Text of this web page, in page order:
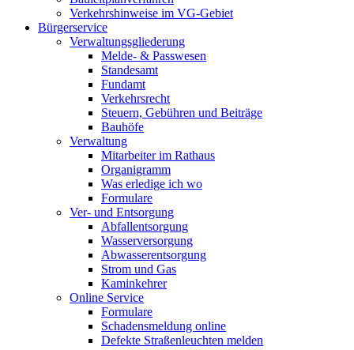
Verkehrshinweise im VG-Gebiet
Bürgerservice
Verwaltungsgliederung
Melde- & Passwesen
Standesamt
Fundamt
Verkehrsrecht
Steuern, Gebühren und Beiträge
Bauhöfe
Verwaltung
Mitarbeiter im Rathaus
Organigramm
Was erledige ich wo
Formulare
Ver- und Entsorgung
Abfallentsorgung
Wasserversorgung
Abwasserentsorgung
Strom und Gas
Kaminkehrer
Online Service
Formulare
Schadensmeldung online
Defekte Straßenleuchten melden